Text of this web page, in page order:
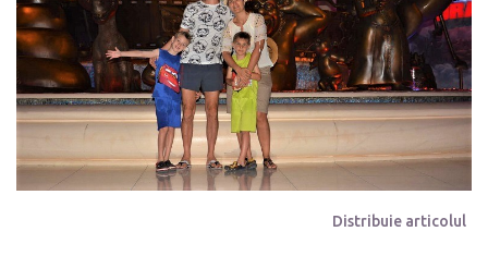
Distribuie articolul